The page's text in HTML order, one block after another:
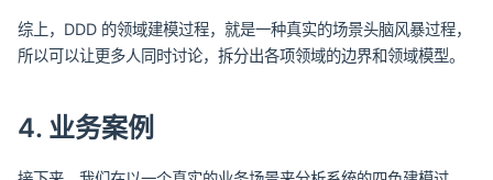
综上，DDD 的领域建模过程，就是一种真实的场景头脑风暴过程，
所以可以让更多人同时讨论，拆分出各项领域的边界和领域模型。
4. 业务案例